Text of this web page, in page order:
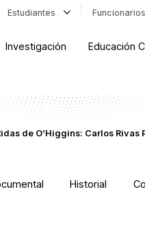
Estudiantes
Investigación Educación
de O’Higgins: Carlos Rivas
Historial